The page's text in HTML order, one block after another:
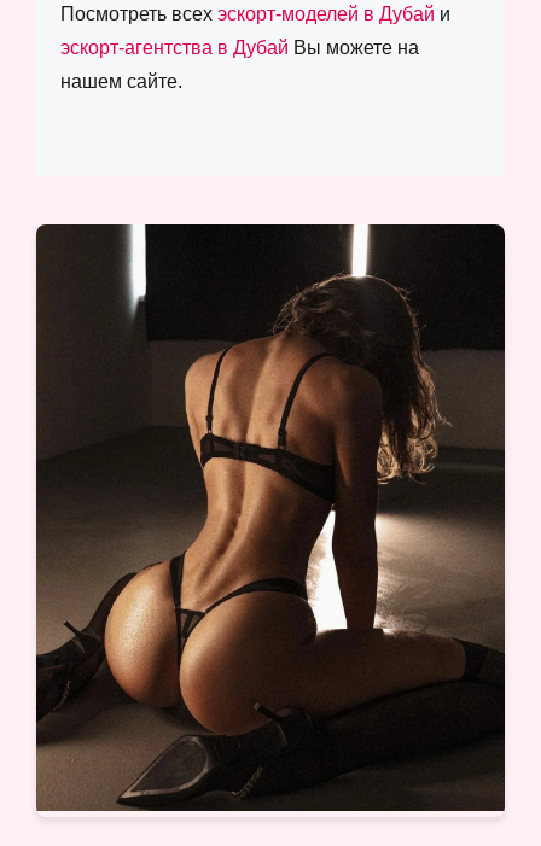
Посмотреть всех эскорт-моделей в Дубай и
эскорт-агентства в Дубай Вы можете на
нашем сайте.